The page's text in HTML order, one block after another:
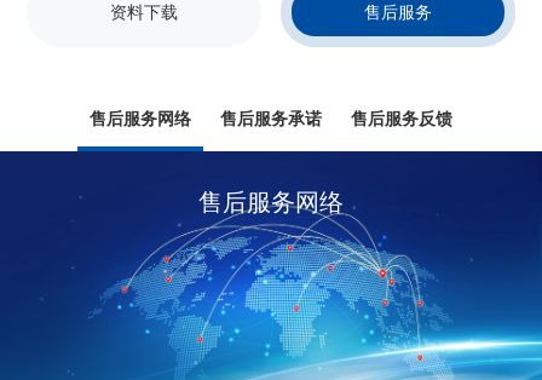
资料下载 售后服务
售后服务网络 售后服务承诺 售后服务反馈
售后服务网络